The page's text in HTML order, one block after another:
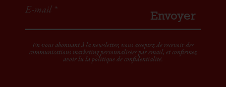
E-mail *
Envoyer
En vous abonnant à la newsletter, vous acceptez de recevoir des
communications marketing personnalisées par email, et confirmez
avoir lu lapolitique de confidentialité.